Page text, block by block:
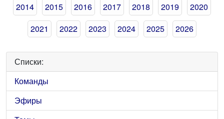
2014
2015 2016 2017 2018 2019
2020
2021
2022 2023 2024 2025 2026
Списки:
Команды
Эфиры